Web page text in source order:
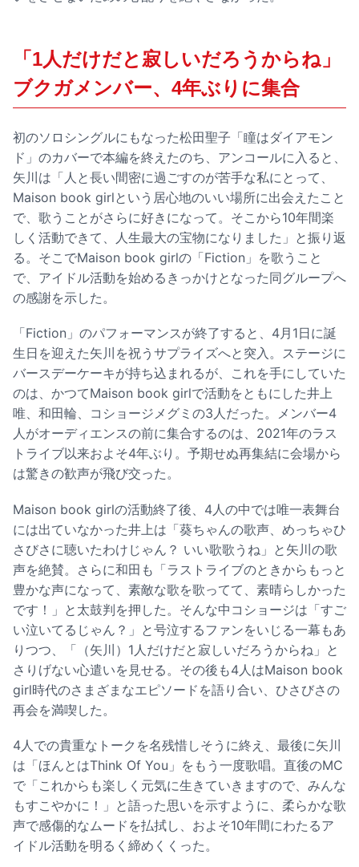
「1人だけだと寂しいだろうからね」
ブクガメンバー、4年ぶりに集合
初のソロシングルにもなった松田聖子「瞳はダイアモン
ド」のカバーで本編を終えたのち、アンコールに入ると、
矢川は「人と長い間密に過ごすのが苦手な私にとって、
Maison book girlという居心地のいい場所に出会えたこと
で、歌うことがさらに好きになって。そこから10年間楽
しく活動できて、人生最大の宝物になりました」と振り返
る。そこでMaison book girlの「Fiction」を歌うこと
で、アイドル活動を始めるきっかけとなった同グループへ
の感謝を示した。
「Fiction」のパフォーマンスが終了すると、4月1日に誕
生日を迎えた矢川を祝うサプライズへと突入。ステージに
バースデーケーキが持ち込まれるが、これを手にしていた
のは、かつてMaison book girlで活動をともにした井上
唯、和田輪、コショージメグミの3人だった。メンバー4
人がオーディエンスの前に集合するのは、2021年のラス
トライブ以来およそ4年ぶり。予期せぬ再集結に会場から
は驚きの歓声が飛び交った。
Maison book girlの活動終了後、4人の中では唯一表舞台
には出ていなかった井上は「葵ちゃんの歌声、めっちゃひ
さびさに聴いたわけじゃん？ いい歌歌うね」と矢川の歌
声を絶賛。さらに和田も「ラストライブのときからもっと
豊かな声になって、素敵な歌を歌ってて、素晴らしかった
です！」と太鼓判を押した。そんな中コショージは「すご
い泣いてるじゃん？」と号泣するファンをいじる一幕もあ
りつつ、「（矢川）1人だけだと寂しいだろうからね」と
さりげない心遣いを見せる。その後も4人はMaison book
girl時代のさまざまなエピソードを語り合い、ひさびさの
再会を満喫した。
4人での貴重なトークを名残惜しそうに終え、最後に矢川
は「ほんとはThink Of You」をもう一度歌唱。直後のMC
で「これからも楽しく元気に生きていきますので、みんな
もすこやかに！」と語った思いを示すように、柔らかな歌
声で感傷的なムードを払拭し、およそ10年間にわたるア
イドル活動を明るく締めくくった。